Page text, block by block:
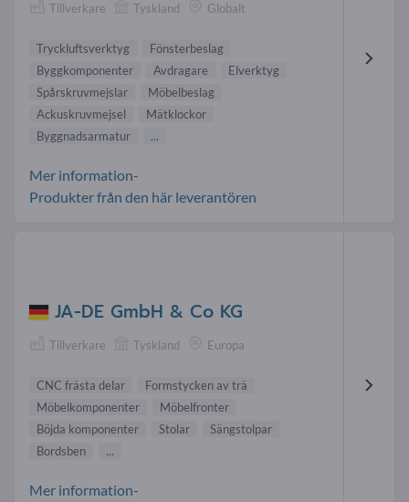
Tillverkare Tyskland Globalt
Tryckluftsverktyg
Fönsterbeslag
Byggkomponenter
Avdragare
Elverktyg
Spårskruvmejslar
Möbelbeslag
Ackuskruvmejsel
Mätklockor
Byggnadsarmatur
...
Mer information-
Produkter från den här leverantören
JA-DE GmbH & Co KG
Tillverkare Tyskland Europa
CNC frästa delar
Formstycken av trä
Möbelkomponenter
Möbelfronter
Böjda komponenter
Stolar
Sängstolpar
Bordsben
...
Mer information-